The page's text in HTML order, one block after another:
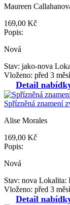
Maureen
169,00 Kč
Popis:
Nová
Stav: jako-nova
Vloženo: před 3
Detail
Spřízněná znamení
Alise Morales
169,00 Kč
Popis:
Nová
Stav: nova Lokalita:
Vloženo: před 3
Detail